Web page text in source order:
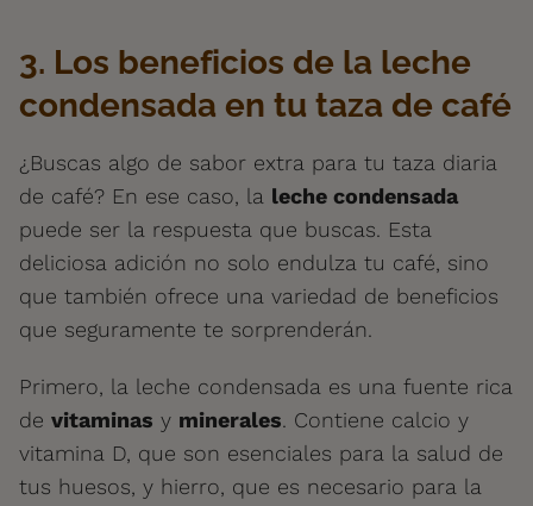
3. Los beneficios de la leche
condensada en tu taza de café
¿Buscas algo de sabor extra para tu taza diaria
de café? En ese caso, la leche condensada
puede ser la respuesta que buscas. Esta
deliciosa adición no solo endulza tu café, sino
que también ofrece una variedad de beneficios
que seguramente te sorprenderán.
Primero, la leche condensada es una fuente rica
de vitaminas y minerales. Contiene calcio y
vitamina D, que son esenciales para la salud de
tus huesos, y hierro, que es necesario para la